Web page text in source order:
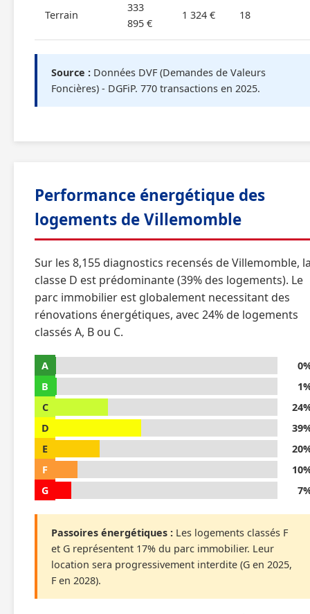
Terrain
333
895 €
1 324 € 18
Source : Données DVF (Demandes de Valeurs
Foncières) - DGFiP. 770 transactions en 2025.
Performance énergétique des
logements de Villemomble
Sur les 8,155 diagnostics recensés de Villemomble,
classe D est prédominante (39% des logements). Le
parc immobilier est globalement necessitant des
rénovations énergétiques, avec 24% de logements
classés A, B ou C.
A
B
C
D
E
F
G
Passoires énergétiques : Les logements classés F
et G représentent 17% du parc immobilier. Leur
location sera progressivement interdite (G en 2025,
F en 2028).